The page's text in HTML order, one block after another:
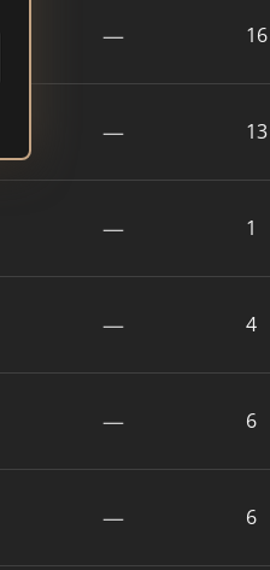
— 16
— 13
— 1
— 4
— 6
— 6